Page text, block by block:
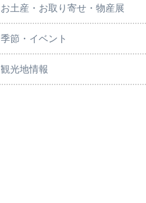
お土産・お取り寄せ・物産展
季節・イベント
観光地情報